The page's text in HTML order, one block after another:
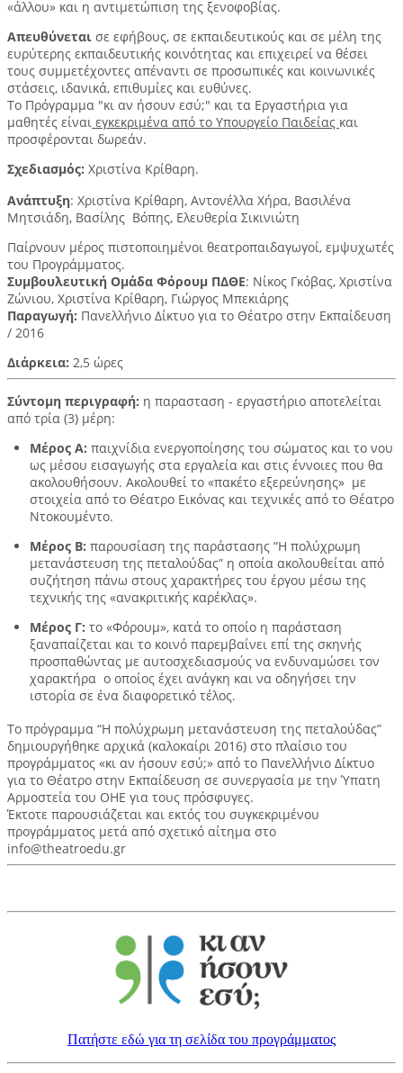
«άλλου» και η αντιμετώπιση της ξενοφοβίας. ​
Απευθύνεται σε εφήβους, σε εκπαιδευτικούς και σε μέλη της
ευρύτερης εκπαιδευτικής κοινότητας και επιχειρεί να θέσει
τους συμμετέχοντες απέναντι σε προσωπικές και κοινωνικές
στάσεις, ιδανικά, επιθυμίες και ευθύνες.
Το Πρόγραμμα "κι αν ήσουν εσύ;" και τα Εργαστήρια για
μαθητές είναι εγκεκριμένα από το Υπουργείο Παιδείας και
προσφέρονται δωρεάν.
Σχεδιασμός: Χριστίνα Κρίθαρη.
Ανάπτυξη: Χριστίνα Κρίθαρη, Αντονέλλα Χήρα, Βασιλένα
Μητσιάδη, Βασίλης Βόπης, Ελευθερία Σικινιώτη
Παίρνουν μέρος πιστοποιημένοι θεατροπαιδαγωγοί, εμψυχωτές
του Προγράμματος.
Συμβουλευτική Ομάδα Φόρουμ ΠΔΘΕ: Νίκος Γκόβας, Χριστίνα
Ζώνιου, Χριστίνα Κρίθαρη, Γιώργος Μπεκιάρης
Παραγωγή: Πανελλήνιο Δίκτυο για το Θέατρο στην Εκπαίδευση
/ 2016
Διάρκεια: 2,5 ώρες
Σύντομη περιγραφή: η παρασταση - εργαστήριο αποτελείται
από τρία (3) μέρη:
Μέρος Α: παιχνίδια ενεργοποίησης του σώματος και το νου
ως μέσου εισαγωγής στα εργαλεία και στις έννοιες που θα
ακολουθήσουν. Ακολουθεί το «πακέτο εξερεύνησης» με
στοιχεία από το Θέατρο Εικόνας και τεχνικές από το Θέατρο
Ντοκουμέντο.
Μέρος Β:παρουσίαση της παράστασης “Η πολύχρωμη
μετανάστευση της πεταλούδας” η οποία ακολουθείται από
συζήτηση πάνω στους χαρακτήρες του έργου μέσω της
τεχνικής της «ανακριτικής καρέκλας».
Μέρος Γ:το «Φόρουμ», κατά το οποίο η παράσταση
ξαναπαίζεται και το κοινό παρεμβαίνει επί της σκηνής
προσπαθώντας με αυτοσχεδιασμούς να ενδυναμώσει τον
χαρακτήρα ο οποίος έχει ανάγκη και να οδηγήσει την
ιστορία σε ένα διαφορετικό τέλος.
Το πρόγραμμα “Η πολύχρωμη μετανάστευση της πεταλούδας”
δημιουργήθηκε αρχικά (καλοκαίρι 2016) στο πλαίσιο του
προγράμματος «κι αν ήσουν εσύ;» από το Πανελλήνιο Δίκτυο
για το Θέατρο στην Εκπαίδευση σε συνεργασία με την Ύπατη
Αρμοστεία του ΟΗΕ για τους πρόσφυγες.
Έκτοτε παρουσιάζεται και εκτός του συγκεκριμένου
προγράμματος μετά από σχετικό αίτημα στο
info@theatroedu.gr
Πατήστε εδώ για τη σελίδα του προγράμματος